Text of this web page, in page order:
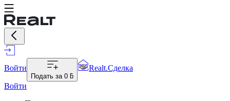
Войти
Подать за 0 ƃ
Realt.Сделка
Войти